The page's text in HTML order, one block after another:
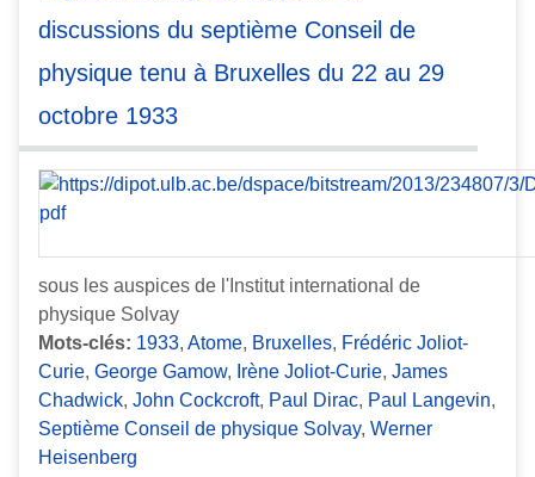
discussions du septième Conseil de
physique tenu à Bruxelles du 22 au 29
octobre 1933
sous les auspices de l'Institut international de
physique Solvay
Mots-clés: 1933, Atome, Bruxelles, Frédéric Joliot-
Curie, George Gamow, Irène Joliot-Curie, James
Chadwick, John Cockcroft, Paul Dirac, Paul Langevin,
Septième Conseil de physique Solvay, Werner
Heisenberg